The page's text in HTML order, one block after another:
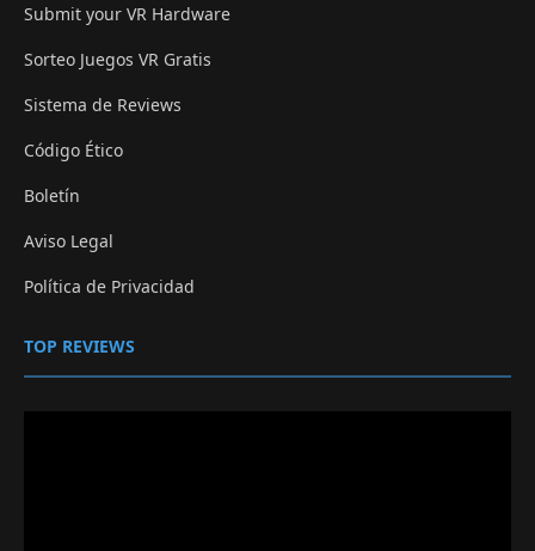
Submit your VR Hardware
Sorteo Juegos VR Gratis
Sistema de Reviews
Código Ético
Boletín
Aviso Legal
Política de Privacidad
TOP REVIEWS